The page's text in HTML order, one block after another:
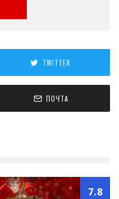
TWITTER
ПОЧТА
7.8